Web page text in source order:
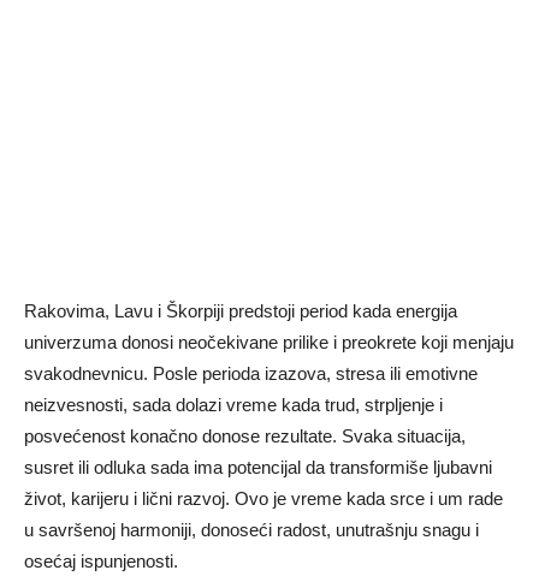
Rakovima, Lavu i Škorpiji predstoji period kada energija
univerzuma donosi neočekivane prilike i preokrete koji menjaju
svakodnevnicu. Posle perioda izazova, stresa ili emotivne
neizvesnosti, sada dolazi vreme kada trud, strpljenje i
posvećenost konačno donose rezultate. Svaka situacija,
susret ili odluka sada ima potencijal da transformiše ljubavni
život, karijeru i lični razvoj. Ovo je vreme kada srce i um rade
u savršenoj harmoniji, donoseći radost, unutrašnju snagu i
osećaj ispunjenosti.